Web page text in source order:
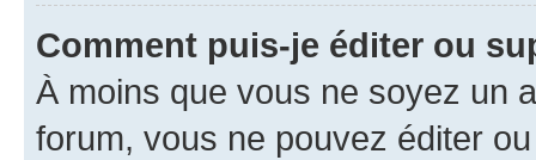
Comment puis-je éditer ou
À moins que vous ne soyez un
forum, vous ne pouvez éditer